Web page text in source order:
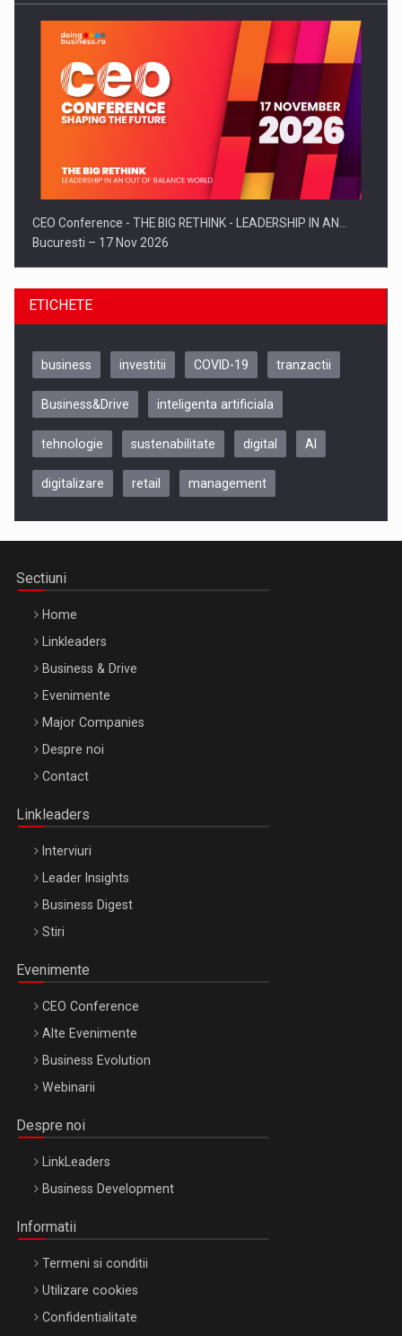
CEO Conference - THE BIG RETHINK - LEADERSHIP IN AN…
Bucuresti – 17 Nov 2026
Be Inspired. Make it Happen!, CLUJ, 9 Decembrie
Be Inspired. Make it Happen!, ARTEMIS LETO, ORADEA, 8
Octombrie
ETICHETE
business investitii COVID-19 tranzactii
Business&Drive inteligenta artificiala
tehnologie sustenabilitate digital AI
digitalizare retail management
Sectiuni
Home
Linkleaders
Business & Drive
Evenimente
Major Companies
Despre noi
Contact
Linkleaders
Interviuri
Leader Insights
Business Digest
Stiri
Evenimente
CEO Conference
Alte Evenimente
Business Evolution
Webinarii
Despre noi
LinkLeaders
Business Development
Informatii
Termeni si conditii
Utilizare cookies
Confidentialitate